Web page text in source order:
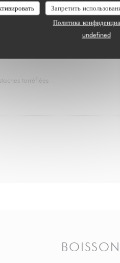
Запретить
Политика
undefined
LE SUCRÉ
Des douceurs pour finir
torréfiées